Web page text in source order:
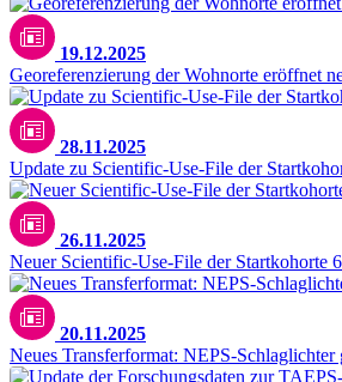
19.12.2025
Georeferenzierung der Wohnorte eröffnet
28.11.2025
Update zu Scientific-Use-File der
26.11.2025
Neuer Scientific-Use-File der Startkohorte
20.11.2025
Neues Transferformat: NEPS-